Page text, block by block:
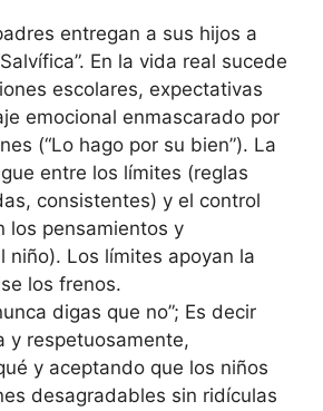
entregan a sus hijos a
En la vida real sucede
escolares, expectativas
emocional enmascarado por
(“Lo hago por su bien”). La
entre los límites (reglas
consistentes) y el control
los pensamientos y
niño). Los límites apoyan la
los frenos.
digas que no”; Es decir
y respetuosamente,
y aceptando que los niños
desagradables sin ridículas